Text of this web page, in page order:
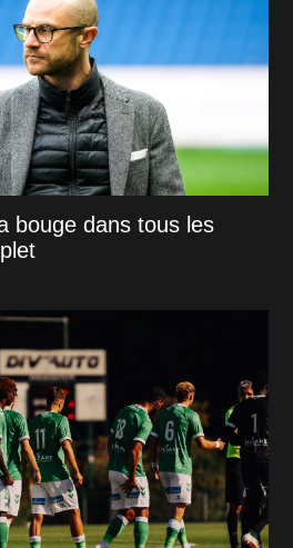
bouge dans tous les